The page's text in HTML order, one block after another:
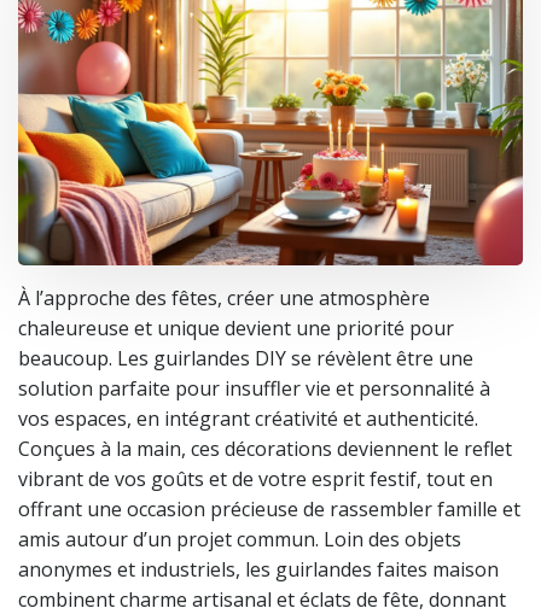
À l’approche des fêtes, créer une atmosphère
chaleureuse et unique devient une priorité pour
beaucoup. Les guirlandes DIY se révèlent être une
solution parfaite pour insuffler vie et personnalité à
vos espaces, en intégrant créativité et authenticité.
Conçues à la main, ces décorations deviennent le reflet
vibrant de vos goûts et de votre esprit festif, tout en
offrant une occasion précieuse de rassembler famille et
amis autour d’un projet commun. Loin des objets
anonymes et industriels, les guirlandes faites maison
combinent charme artisanal et éclats de fête, donnant